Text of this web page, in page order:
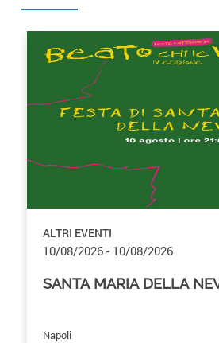
ALTRI EVENTI
10/08/2026 - 10/08/2026
SANTA MARIA
Napoli